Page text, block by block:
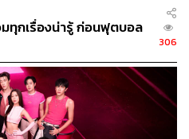
ทุกเรื่องน่ารู้ ก่อนฟุตบอล
306